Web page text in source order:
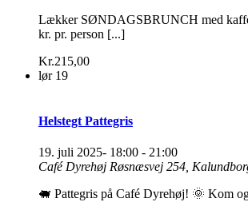
Lækker SØNDAGSBRUNCH med
kr. pr. person [...]
Kr.215,00
lør 19
Helstegt Pattegris
19. juli 2025- 18:00 - 21:00
Café Dyrehøj Røsnæsvej 254,
🐖 Pattegris på Café Dyrehøj! 🌞 Kom